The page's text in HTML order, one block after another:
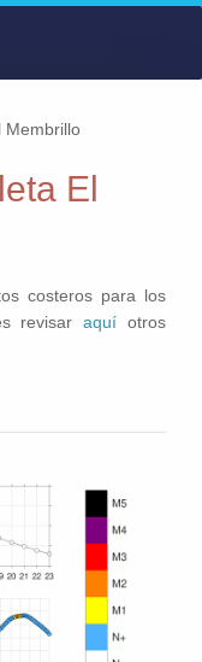
Membrillo
El
costeros para los
revisaraquí otros